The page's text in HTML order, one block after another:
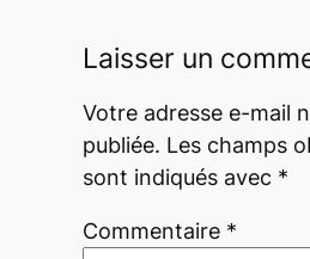
Laisser un
Votre adresse e-mail
publiée. Les champs
sont indiqués avec *
Commentaire *